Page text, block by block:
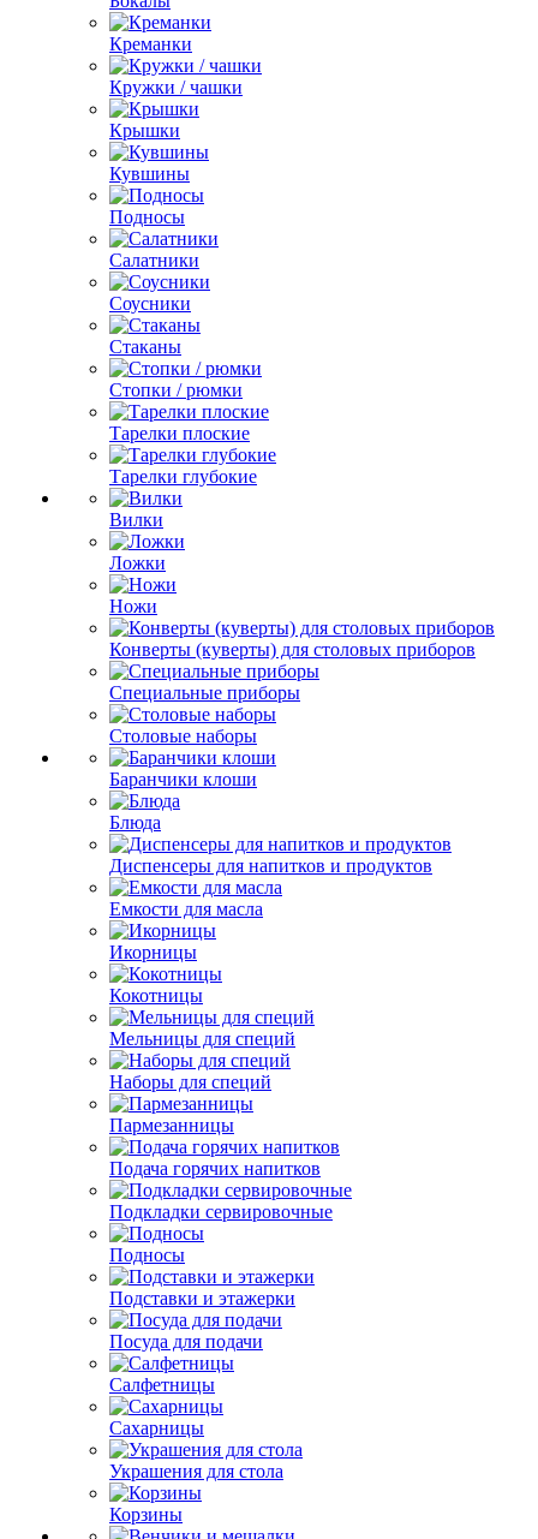
Креманки
Кружки / чашки
Крышки
Кувшины
Подносы
Салатники
Соусники
Стаканы
Стопки / рюмки
Тарелки плоские
Тарелки глубокие
Вилки
Ложки
Ножи
Конверты (куверты) для столовых приборов
Специальные приборы
Столовые наборы
Баранчики клоши
Блюда
Диспенсеры для напитков и продуктов
Емкости для масла
Икорницы
Кокотницы
Мельницы для специй
Наборы для специй
Пармезанницы
Подача горячих напитков
Подкладки сервировочные
Подносы
Подставки и этажерки
Посуда для подачи
Салфетницы
Сахарницы
Украшения для стола
Корзины